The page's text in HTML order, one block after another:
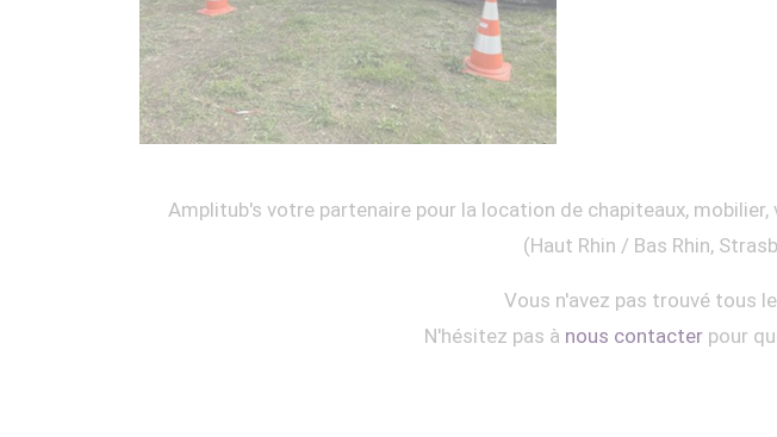
Amplitub's votre partenaire pour la location de chapiteaux,
(Haut Rhin / Bas Rhin,
Vous n'avez pas trouvé tous
N'hésitez pas à nous contacterpour